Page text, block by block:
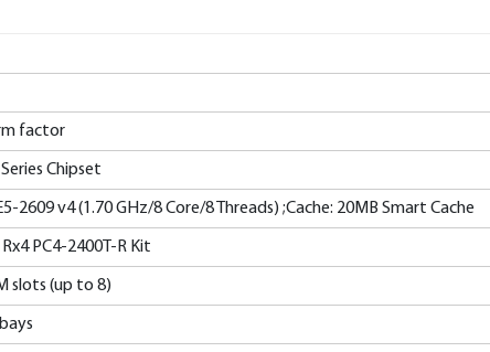
factor
Chipset
2609 v4 (1.70 GHz/8 Core/8 Threads) ;Cache: 20MB Smart Cache
PC4-2400T-R Kit
slots (up to 8)